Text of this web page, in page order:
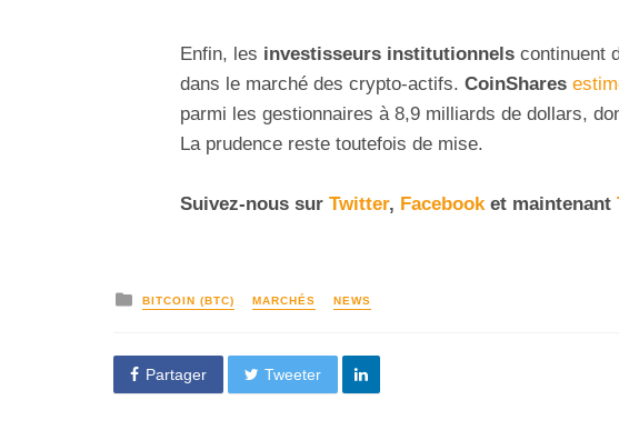
Enfin, les investisseurs institutionnels continuent
dans le marché des crypto-actifs. CoinShares
parmi les gestionnaires à 8,9 milliards de dollars,
La prudence reste toutefois de mise.
Suivez-nous sur Twitter, Facebook et maintenant
BITCOIN (BTC) MARCHÉS NEWS
Partager Tweeter